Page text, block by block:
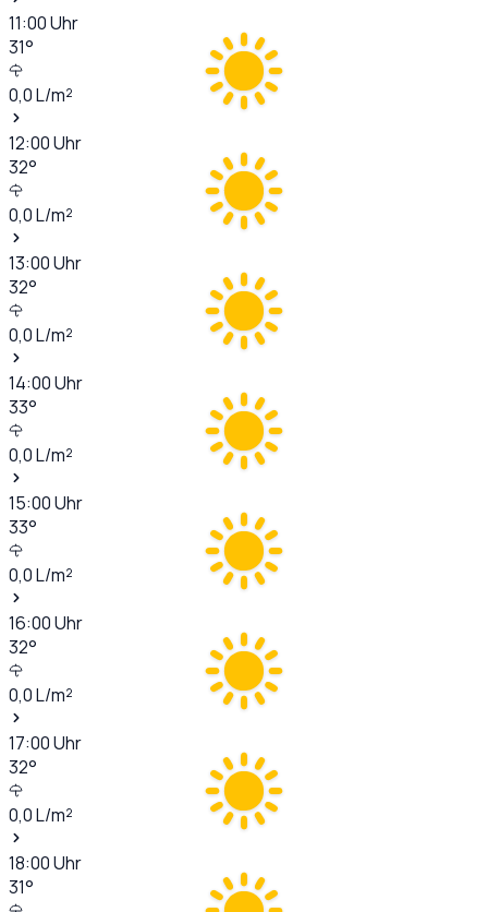
11:00Uhr
31°
0,0L/m²
12:00Uhr
32°
0,0L/m²
13:00Uhr
32°
0,0L/m²
14:00Uhr
33°
0,0L/m²
15:00Uhr
33°
0,0L/m²
16:00Uhr
32°
0,0L/m²
17:00Uhr
32°
0,0L/m²
18:00Uhr
31°